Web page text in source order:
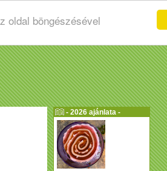
oldal böngészésével
- 2026 ajánlata -